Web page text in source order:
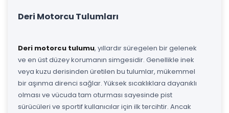
Deri Motorcu Tulumları
Deri motorcu tulumu, yıllardır süregelen bir gelenek
ve en üst düzey korumanın simgesidir. Genellikle inek
veya kuzu derisinden üretilen bu tulumlar, mükemmel
bir aşınma direnci sağlar. Yüksek sıcaklıklara dayanıklı
olması ve vücuda tam oturması sayesinde pist
sürücüleri ve sportif kullanıcılar için ilk tercihtir. Ancak